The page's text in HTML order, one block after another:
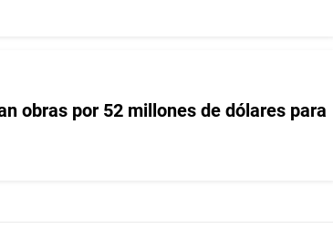
obras por 52 millones de dólares para